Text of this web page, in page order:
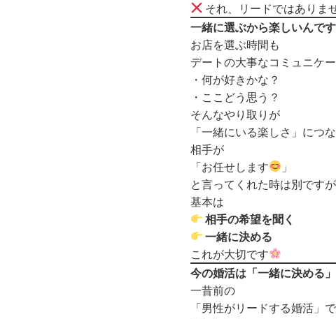
それ、リードではありま
一緒に選ぶから楽しいんです
お店を選ぶ時間も
デートの大事なコミュニケ
・何が好きかな？
・ここどう思う？
そんなやり取りが
「一緒にいる楽しさ」につ
相手が
「お任せします
」
と言ってくれた時は別ですが
基本は
相手の希望を聞く
一緒に決める
これが大切です
今の婚活は「一緒に決める
一昔前の
「男性がリードする婚活」で